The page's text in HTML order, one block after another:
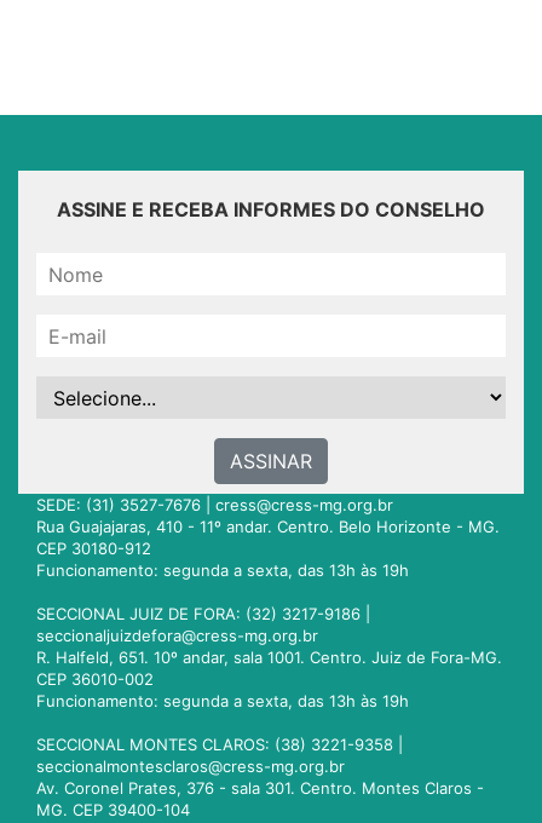
ASSINE E RECEBA INFORMES DO CONSELHO
ASSINAR
SEDE: (31) 3527-7676 | cress@cress-mg.org.br
Rua Guajajaras, 410 - 11º andar. Centro. Belo Horizonte - MG.
CEP 30180-912
Funcionamento: segunda a sexta, das 13h às 19h
SECCIONAL JUIZ DE FORA: (32) 3217-9186 |
seccionaljuizdefora@cress-mg.org.br
R. Halfeld, 651. 10º andar, sala 1001. Centro. Juiz de Fora-MG.
CEP 36010-002
Funcionamento: segunda a sexta, das 13h às 19h
SECCIONAL MONTES CLAROS: (38) 3221-9358 |
seccionalmontesclaros@cress-mg.org.br
Av. Coronel Prates, 376 - sala 301. Centro. Montes Claros -
MG. CEP 39400-104